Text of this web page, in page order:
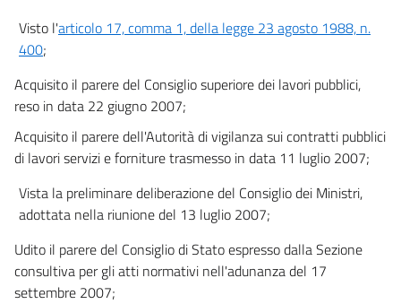
30
32
33
35
37
38
Visto l'articolo 17, comma 1, della legge 23 agosto 1988, n.
400;
Acquisito il parere del Consiglio superiore dei lavori pubblici,
reso in data 22 giugno 2007;
Acquisito il parere dell'Autorità di vigilanza sui contratti pubblici
di lavori servizi e forniture trasmesso in data 11 luglio 2007;
Vista la preliminare deliberazione del Consiglio dei Ministri,
adottata nella riunione del 13 luglio 2007;
Udito il parere del Consiglio di Stato espresso dalla Sezione
consultiva per gli atti normativi nell'adunanza del 17
settembre 2007;